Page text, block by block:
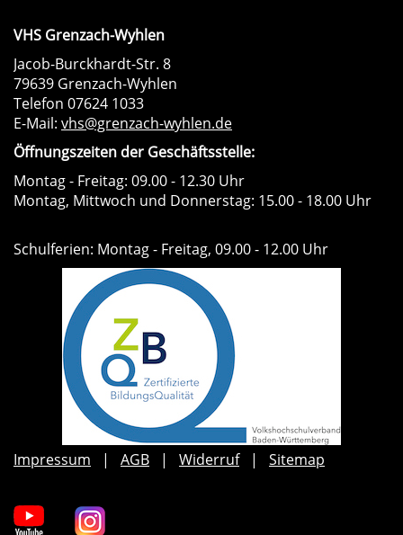
VHS Grenzach-Wyhlen
Jacob-Burckhardt-Str. 8
79639 Grenzach-Wyhlen
Telefon 07624 1033
E-Mail: vhs@grenzach-wyhlen.de
Öffnungszeiten der Geschäftsstelle:
Montag - Freitag: 09.00 - 12.30 Uhr
Montag, Mittwoch und Donnerstag: 15.00 - 18.00 Uhr
Schulferien: Montag - Freitag, 09.00 - 12.00 Uhr
Impressum AGB Widerruf Sitemap